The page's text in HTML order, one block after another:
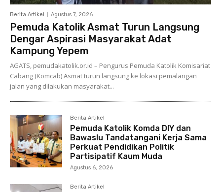
Berita Artikel Agustus 7, 2026
Pemuda Katolik Asmat Turun Langsung
Dengar Aspirasi Masyarakat Adat
Kampung Yepem
AGATS, pemudakatolik.or.id – Pengurus Pemuda Katolik Komisariat
Cabang (Komcab) Asmat turun langsung ke lokasi pemalangan
jalan yang dilakukan masyarakat...
Berita Artikel
Pemuda Katolik Komda DIY dan
Bawaslu Tandatangani Kerja Sama
Perkuat Pendidikan Politik
Partisipatif Kaum Muda
Agustus 6, 2026
Berita Artikel